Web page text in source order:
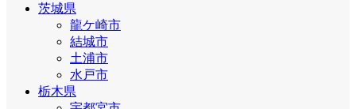
茨城県
龍ケ崎市
結城市
土浦市
水戸市
栃木県